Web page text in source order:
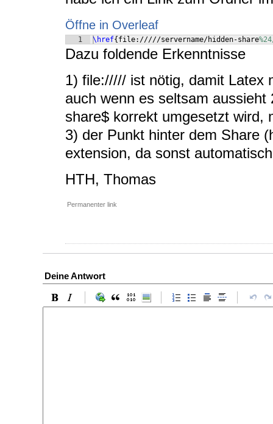
Öffne in Overleaf
1 \href{ file://///servername/hidden-share
Dazu foldende Erkenntnisse
1) file:///// ist nötig, damit Latex
auch wenn es seltsam
share$ korrekt umgesetzt wird,
3) der Punkt hinter dem Share
extension, da sonst
HTH, Thomas
Permanenter link
Deine Antwort